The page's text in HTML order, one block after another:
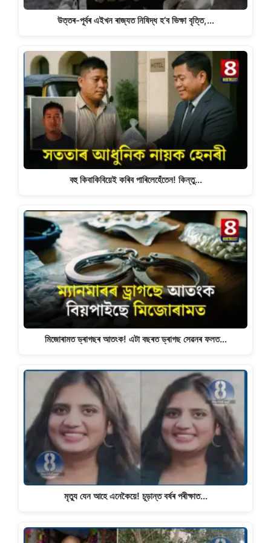
উত্তৰ-পূৰ্বৰ এইখন ৰাজ্যত নিষিদ্ধ হ’ব ভিক্ষা বৃত্তি,…
বহু কিবাকিবিয়েই কৰিব পাৰিলেহেঁতেন! কিন্তু…
মিজোৰামত ড্ৰাগছৰ আতংক! এটা বছৰত ড্ৰাগছ সেৱনৰ ফলত…
মৃত্যু যেন আহে এনেকৈয়ে! চূড়ান্ত বৰ্ষৰ পৰীক্ষাত…